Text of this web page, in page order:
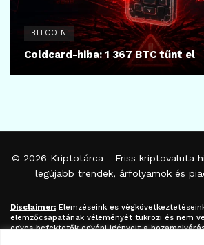
BITCOIN
Coldcard-hiba: 1 367 BTC tűnt el
© 2026 Kriptotárca - Friss kriptovaluta
legújabb trendek, árfolyamok és
Disclaimer: Elemzéseink és
elemzőcsapatának véleményét tükrözi és nem
egyes befektetők egyéni igényeit a